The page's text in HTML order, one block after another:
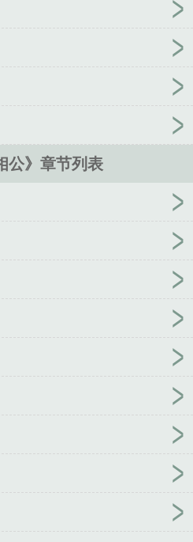
公》章节列表